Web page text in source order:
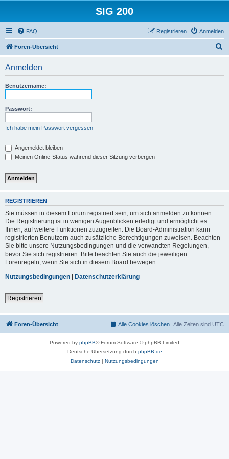
SIG 200
FAQ Anmelden
Registrieren
Foren-Übersicht
Anmelden
Benutzername:
Passwort:
Ich habe mein Passwort vergessen
Angemeldet bleiben
Meinen Online-Status während dieser Sitzung verbergen
REGISTRIEREN
Sie müssen in diesem Forum registriert sein, um sich anmelden zu können.
Die Registrierung ist in wenigen Augenblicken erledigt und ermöglicht es
Ihnen, auf weitere Funktionen zuzugreifen. Die Board-Administration kann
registrierten Benutzern auch zusätzliche Berechtigungen zuweisen. Beachten
Sie bitte unsere Nutzungsbedingungen und die verwandten Regelungen,
bevor Sie sich registrieren. Bitte beachten Sie auch die jeweiligen
Forenregeln, wenn Sie sich in diesem Board bewegen.
Nutzungsbedingungen | Datenschutzerklärung
Registrieren
Foren-Übersicht Alle Zeiten sind UTC
Alle Cookies löschen
Powered by phpBB® Forum Software © phpBB Limited
Deutsche Übersetzung durch phpBB.de
Datenschutz| Nutzungsbedingungen